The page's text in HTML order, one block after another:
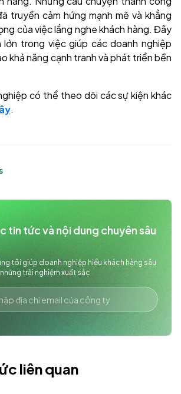
truyền cảm hứng mạnh mẽ và khẳng
của việc lắng nghe khách hàng. Đây
trong việc giúp các doanh nghiệp
khả năng cạnh tranh và phát triển bền
có thể theo dõi các sự kiện khác
.
tin tức và nội dung chuyên sâu
tôi giúp doanh nghiệp hiểu khách hàng sâu
trải nghiệm xuất sắc
liên quan